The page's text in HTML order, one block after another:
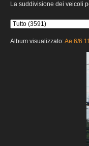
La suddivisione dei veicoli
Album visualizzato:Ae 6/6